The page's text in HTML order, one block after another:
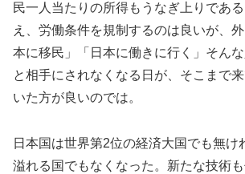
民一人当たりの所得もうなぎ上りであ
え、労働条件を規制するのは良いが、
本に移民」「日本に働きに行く」そんな
と相手にされなくなる日が、そこまで
いた方が良いのでは。
日本国は世界第2位の経済大国でも無け
溢れる国でもなくなった。新たな技術